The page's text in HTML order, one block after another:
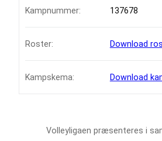
Kampnummer: 137678
Roster: Download
Kampskema: Download
Volleyligaen præsenteres i